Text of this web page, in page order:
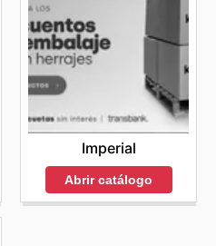
Imperial
Abrir catálogo